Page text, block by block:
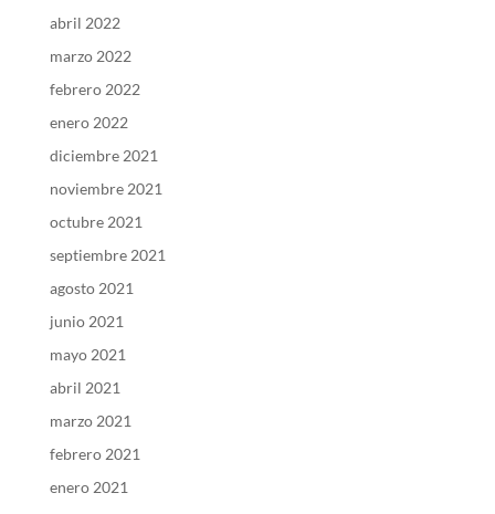
abril 2022
marzo 2022
febrero 2022
enero 2022
diciembre 2021
noviembre 2021
octubre 2021
septiembre 2021
agosto 2021
junio 2021
mayo 2021
abril 2021
marzo 2021
febrero 2021
enero 2021